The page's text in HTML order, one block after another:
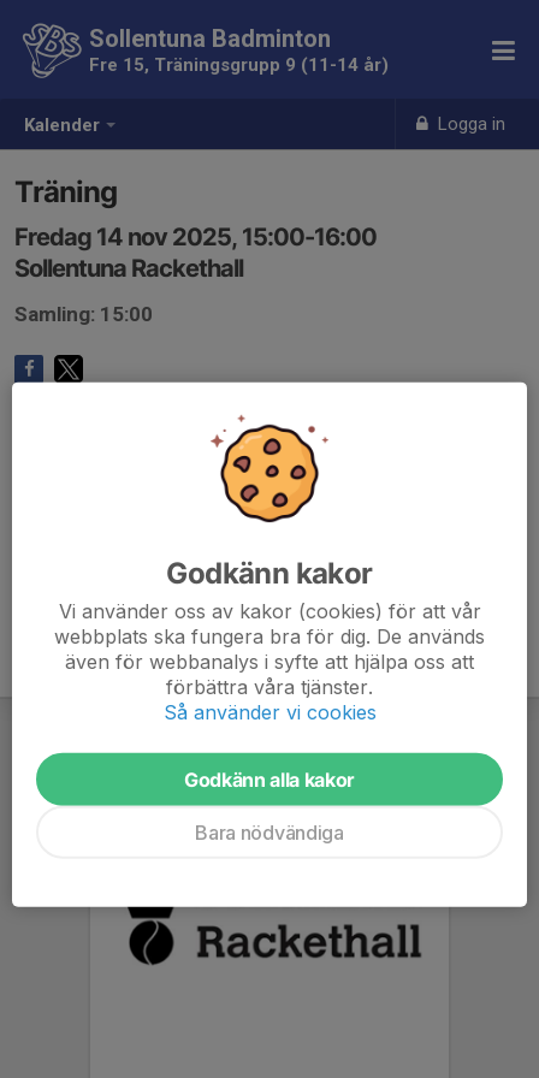
Kalender Logga in
Sollentuna Badminton
Fre 15, Träningsgrupp 9 (11-14 år)
Träning
Fredag 14 nov 2025, 15:00-16:00
Sollentuna Rackethall
Samling: 15:00
Godkänn kakor
Vi använder oss av kakor (cookies) för att vår
webbplats ska fungera bra för dig. De används
även för webbanalys i syfte att hjälpa oss att
förbättra våra tjänster.
Så använder vi cookies
Godkänn alla kakor
Bara nödvändiga